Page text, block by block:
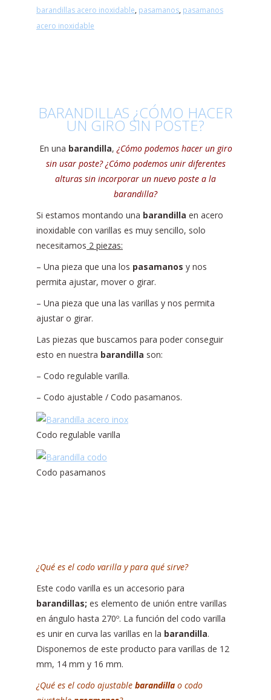
barandillas acero inoxidable, pasamanos, pasamanos
acero inoxidable
BARANDILLAS ¿CÓMO HACER
UN GIRO SIN POSTE?
En una barandilla, ¿Cómo podemos hacer un giro
sin usar poste? ¿Cómo podemos unir diferentes
alturas sin incorporar un nuevo poste a la
barandilla?
Si estamos montando una barandilla en acero
inoxidable con varillas es muy sencillo, solo
necesitamos 2 piezas:
– Una pieza que una los pasamanos y nos
permita ajustar, mover o girar.
– Una pieza que una las varillas y nos permita
ajustar o girar.
Las piezas que buscamos para poder conseguir
esto en nuestra barandilla son:
– Codo regulable varilla.
– Codo ajustable / Codo pasamanos.
Codo regulable varilla
Codo pasamanos
¿Qué es el codo varilla y para qué sirve?
Este codo varilla es un accesorio para
barandillas; es elemento de unión entre varillas
en ángulo hasta 270º. La función del codo varilla
es unir en curva las varillas en la barandilla.
Disponemos de este producto para varillas de 12
mm, 14 mm y 16 mm.
¿Qué es el codo ajustable barandilla o codo